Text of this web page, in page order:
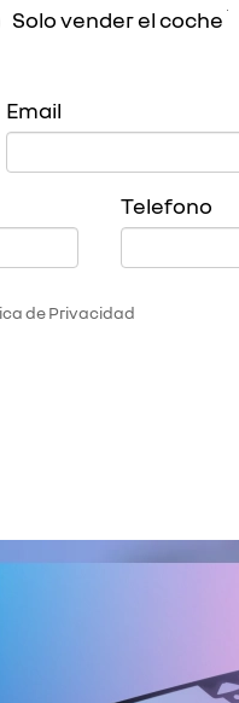
Solo vender el coche
Email
Telefono
de Privacidad